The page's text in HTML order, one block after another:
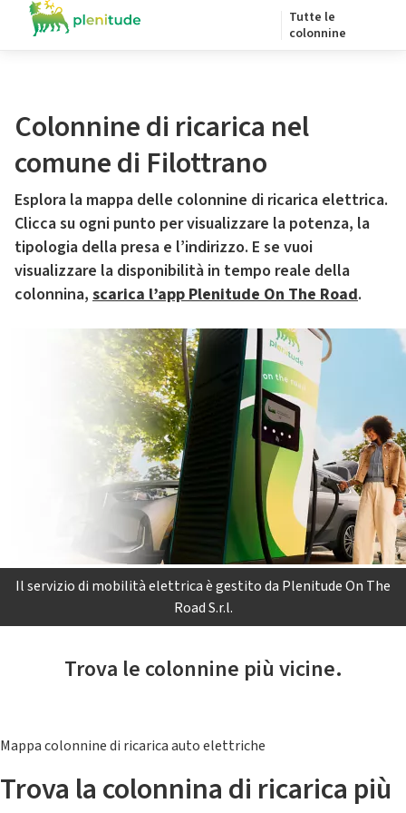
Tutte le
colonnine
Colonnine di ricarica nel
comune di Filottrano
Esplora la mappa delle colonnine di ricarica elettrica.
Clicca su ogni punto per visualizzare la potenza, la
tipologia della presa e l’indirizzo. E se vuoi
visualizzare la disponibilità in tempo reale della
colonnina, scarica l’app Plenitude On The Road.
Il servizio di mobilità elettrica è gestito da Plenitude On The
Road S.r.l.
Trova le colonnine più vicine.
Mappa colonnine di ricarica auto elettriche
Trova la colonnina di ricarica più